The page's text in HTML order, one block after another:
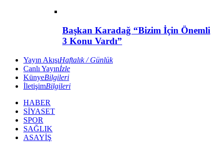
Başkan Karadağ “Bizim İçin Önemli
3 Konu Vardı”
Yayın AkışıHaftalık / Günlük
Canlı Yayınİzle
KünyeBilgileri
İletişimBilgileri
HABER
SİYASET
SPOR
SAĞLIK
ASAYİŞ